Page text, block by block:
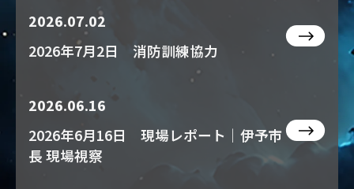
2026.07.02
2026年7月2日 消防訓練協力
2026.06.16
2026年6月16日 現場レポート｜伊予市
長 現場視察